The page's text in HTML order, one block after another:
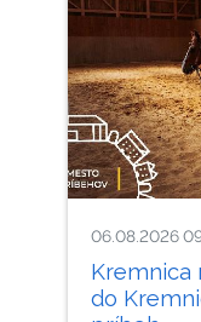
06.08.2026
Kremnica
do